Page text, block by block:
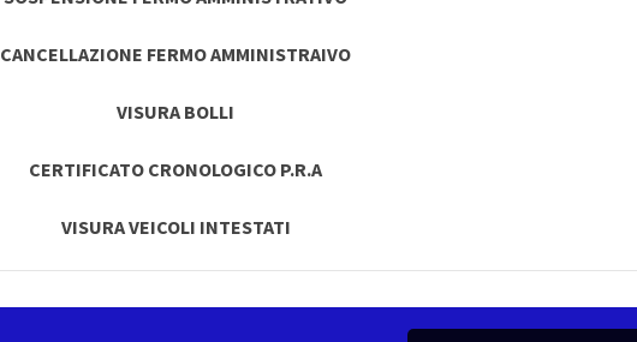
CANCELLAZIONE FERMO AMMINISTRAIVO
VISURA BOLLI
CERTIFICATO CRONOLOGICO P.R.A
VISURA VEICOLI INTESTATI